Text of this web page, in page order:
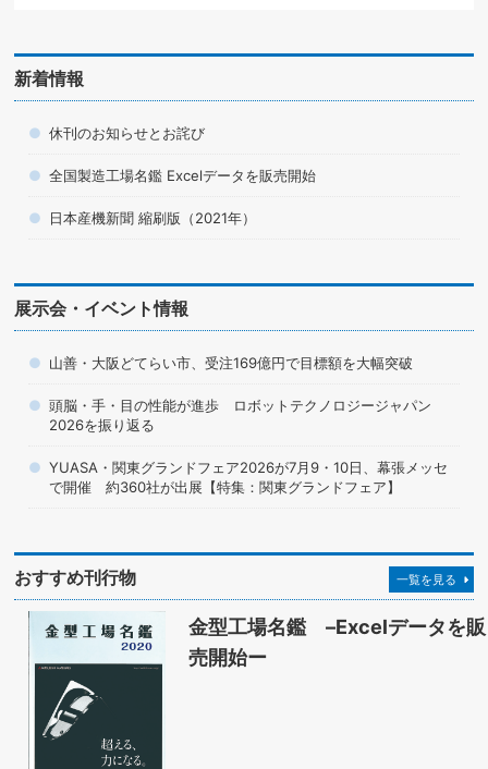
新着情報
休刊のお知らせとお詫び
全国製造工場名鑑 Excelデータを販売開始
日本産機新聞 縮刷版（2021年）
展示会・イベント情報
山善・大阪どてらい市、受注169億円で目標額を大幅突破
頭脳・手・目の性能が進歩 ロボットテクノロジージャパン
2026を振り返る
YUASA・関東グランドフェア2026が7月9・10日、幕張メッセ
で開催 約360社が出展【特集：関東グランドフェア】
おすすめ刊行物 一覧を見る
金型工場名鑑 –Excelデータを販
売開始ー